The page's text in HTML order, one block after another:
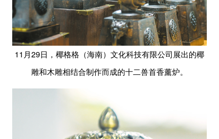
11月29日，椰格格（海南）文化科技有限公司展出的椰
雕和木雕相结合制作而成的十二兽首香薰炉。